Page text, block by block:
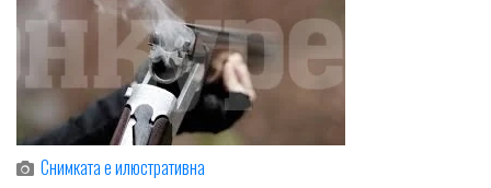
Снимката е илюстративна